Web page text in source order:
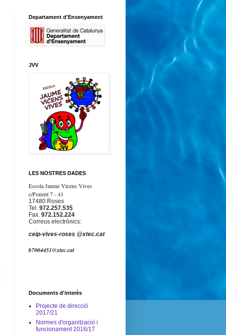
Departament d'Ensenyament
JVV
LES NOSTRES DADES
Escola Jaume Vicens Vives
c/Ponent 7 - 41
17480 Roses
Tel. 972.257.535
Fax. 972.152.224
Correus electrònics:
ceip-vives-roses @xtec.cat
b7004451@xtec.cat
Documents d'interès
Projecte de direcció
2017/21
Normes d'organització i
funcionament 2016/17